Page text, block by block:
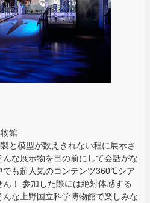
館
と模型が数えきれない程に展示さ
な展示物を目の前にして会話がな
でも超人気のコンテンツ360℃シア
！ 参加した際には絶対体感する
な上野国立科学博物館で楽しみな